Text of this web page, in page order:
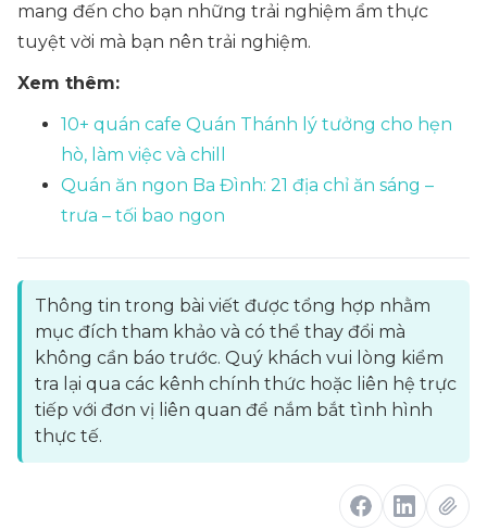
mang đến cho bạn những trải nghiệm ẩm thực
tuyệt vời mà bạn nên trải nghiệm.
Xem thêm:
10+ quán cafe Quán Thánh lý tưởng cho hẹn
hò, làm việc và chill
Quán ăn ngon Ba Đình: 21 địa chỉ ăn sáng –
trưa – tối bao ngon
Thông tin trong bài viết được tổng hợp nhằm
mục đích tham khảo và có thể thay đổi mà
không cần báo trước. Quý khách vui lòng kiểm
tra lại qua các kênh chính thức hoặc liên hệ trực
tiếp với đơn vị liên quan để nắm bắt tình hình
thực tế.